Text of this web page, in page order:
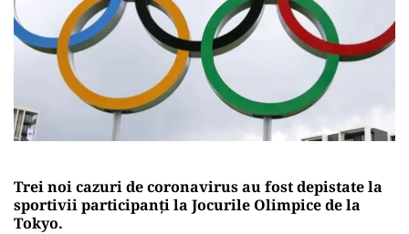
Trei noi cazuri de coronavirus au fost depistate la
sportivii participanţi la Jocurile Olimpice de la
Tokyo.